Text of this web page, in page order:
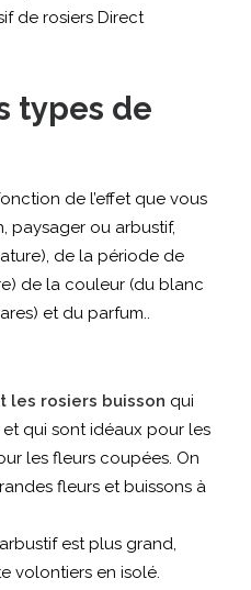
de rosiers Direct
types de
de l’effet que vous
paysager ou arbustif,
de la période de
de la couleur (du blanc
et du parfum..
les rosiers buisson qui
qui sont idéaux pour les
les fleurs coupées. On
fleurs et buissons à
est plus grand,
volontiers en isolé.